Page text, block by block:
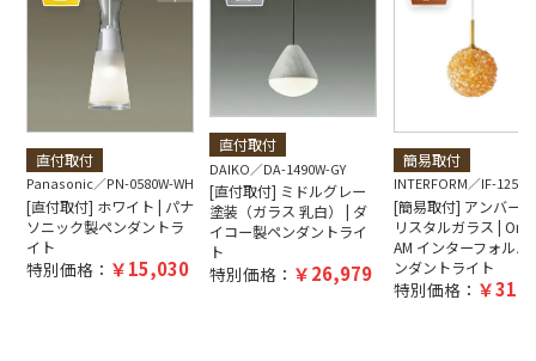
直付取付
Panasonic PN-0580W-WH
[直付取付] ホワイト | パナ
ソニック製ペンダントラ
イト
特別価格： 15,030
直付取付
DAIKO DA-1490W-GY
[直付取付] ミドルグレー
塗装（ガラス 乳白） | ダ
イコー製ペンダントライ
ト
特別価格： 26,979
簡易取付
INTERFORM IF-
[簡易取付] アンバー
リスタルガラス |
AM インターフォルム
ンダントライト
特別価格：